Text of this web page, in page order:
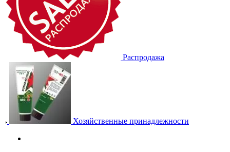
Распродажа
Хозяйственные принадлежности